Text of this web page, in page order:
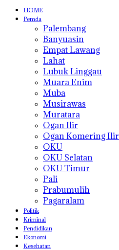
HOME
Pemda
Palembang
Banyuasin
Empat Lawang
Lahat
Lubuk Linggau
Muara Enim
Muba
Musirawas
Muratara
Ogan Ilir
Ogan Komering Ilir
OKU
OKU Selatan
OKU Timur
Pali
Prabumulih
Pagaralam
Politik
Kriminal
Pendidikan
Ekonomi
Kesehatan